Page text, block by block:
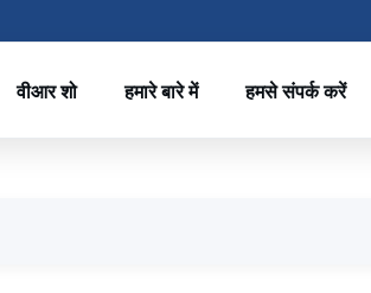
वीआर शो हमारे बारे में हमसे संपर्क करें